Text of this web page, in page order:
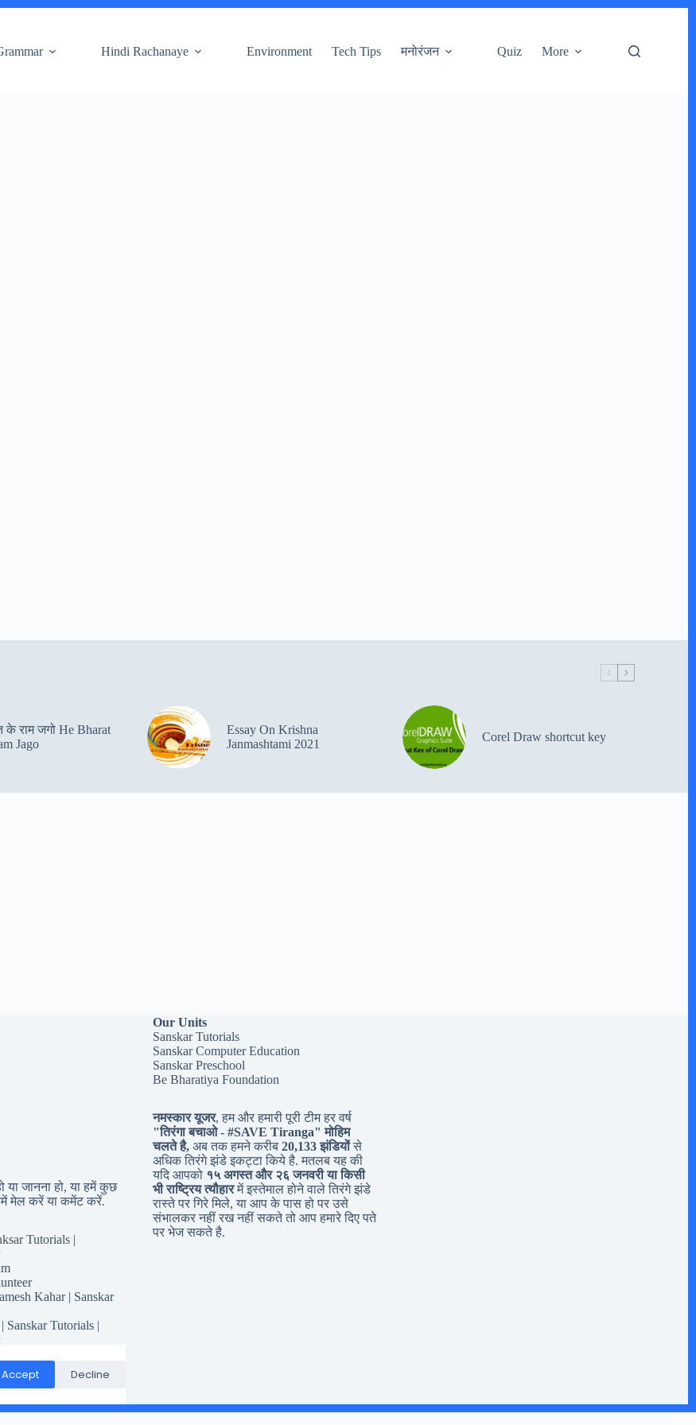
Accept Decline
Hindi Rachanaye Environment Tech Tips मनोरंजन Quiz More
के राम जगो He Bharat
Jago
Essay On Krishna
Janmashtami 2021
Corel Draw shortcut key
जानना हो, या हमें कुछ
मेल करें या कमेंट करें.
Tutorials |
Kahar | Sanskar
Sanskar Tutorials |
Our Units
Sanskar Tutorials
Sanskar Computer Education
Sanskar Preschool
Be Bharatiya Foundation
नमस्कार यूजर, हम और हमारी पूरी टीम हर वर्ष
"तिरंगा बचाओ - #SAVE Tiranga" मोहिम
चलते है,अब तक हमने करीब 20,133 झंडियोंसे
अधिक तिरंगे झंडे इकट्टा किये है. मतलब यह की
यदि आपको १५ अगस्त और २६ जनवरी या किसी
भी राष्ट्रिय त्यौहारमें इस्तेमाल होने वाले तिरंगे झंडे
रास्ते पर गिरे मिले, या आप के पास हो पर उसे
संभालकर नहीं रख नहीं सकते तो आप हमारे दिए पते
पर भेज सकते है.